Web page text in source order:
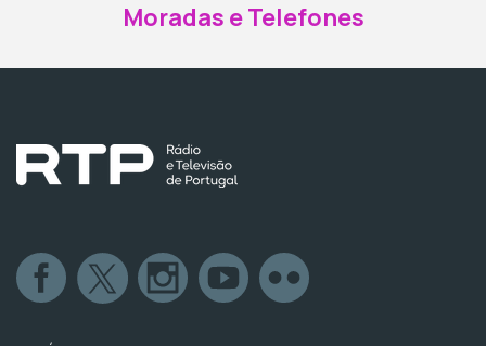
Moradas e Telefones